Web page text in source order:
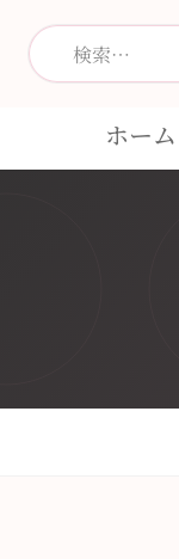
ホーム